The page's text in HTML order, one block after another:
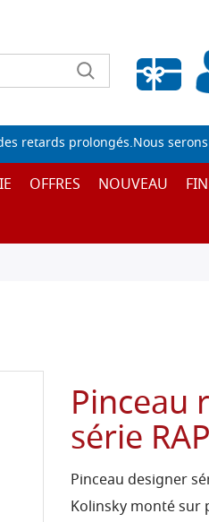
Liste de souhaits vide
retards prolongés.Nous
OFFRES NOUVEAU
Pinceau
série
Pinceau designer
Kolinsky monté sur